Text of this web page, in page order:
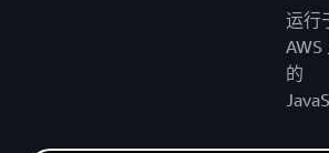
运行
AWS
的